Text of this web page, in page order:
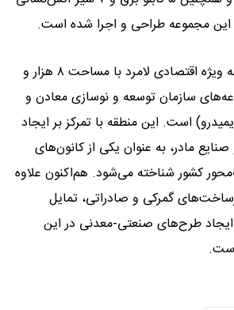
این مجموعه طراحی و اجرا شده است.
‌لازم به ذکر است منطقه ویژه اقتصادی لامرد با مساحت ۸ هزار و
سازمان توسعه و نوسازی معادن و
است. این منطقه با تمرکز بر ایجاد
مادر، به عنوان یکی از کانون‌های
کشور شناخته می‌شود. هم‌اکنون علاوه
گمرکی و صادراتی، تمایل
طرح‌های صنعتی-معدنی در این